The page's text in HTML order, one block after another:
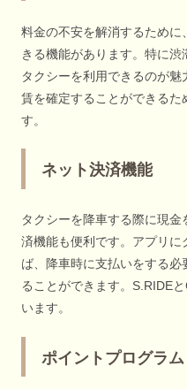
料金の不安を解消するため
きる機能があります。特に
タクシーを利用できるのが
賃を確定することができる
す。
ネット決済機能
タクシーを降車する際に現
済機能も便利です。アプリ
ば、降車時に支払いをする
ることができます。S.RIDE
います。
ポイントプログラム